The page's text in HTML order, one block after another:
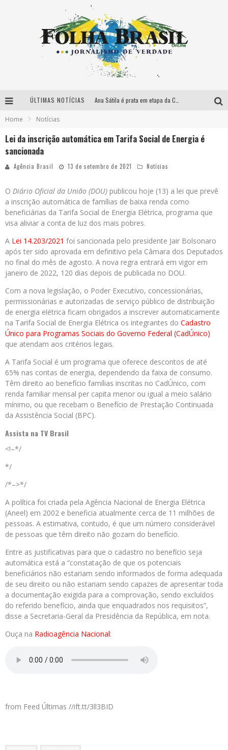
ÚLTIMAS NOTÍCIAS
Ministério lança amanhã em SP programa de apoio a startups
Home Notícias
Lei da inscrição automática em Tarifa Social de Energia é
sancionada
Agência Brasil 13 de setembro de 2021 Notícias
O Diário Oficial da União (DOU) publicou hoje (13) a lei que prevê
a inscrição automática de famílias de baixa renda como
beneficiárias da Tarifa Social de Energia Elétrica, programa que
visa aliviar a conta de luz dos mais pobres.
A Lei 14.203/2021 foi sancionada pelo presidente Jair Bolsonaro
após ter sido aprovada em definitivo pela Câmara dos Deputados
no final do mês de agosto. A nova regra entrará em vigor em
janeiro de 2022, 120 dias depois de publicada no DOU.
Com a nova legislação, o Poder Executivo, concessionárias,
permissionárias e autorizadas de serviço público de distribuição
de energia elétrica ficam obrigados a inscrever automaticamente
na Tarifa Social de Energia Elétrica os integrantes do Cadastro
Único para Programas Sociais do Governo Federal (CadÚnico)
que atendam aos critérios legais.
A Tarifa Social é um programa que oferece descontos de até
65% nas contas de energia, dependendo da faixa de consumo.
Têm direito ao benefício famílias inscritas no CadÚnico, com
renda familiar mensal per capita menor ou igual a meio salário
mínimo, ou que recebam o Benefício de Prestação Continuada
da Assistência Social (BPC).
Assista na TV Brasil
<!–*/
*/
/*–>*/
A política foi criada pela Agência Nacional de Energia Elétrica
(Aneel) em 2002 e beneficia atualmente cerca de 11 milhões de
pessoas. A estimativa, contudo, é que um número considerável
de pessoas que têm direito não gozam do benefício.
Entre as justificativas para que o cadastro no benefício seja
automática está a “constatação de que os potenciais
beneficiários não estariam sendo informados de forma adequada
de seu direito ou não estariam sendo capazes de apresentar toda
a documentação exigida para a comprovação, sendo excluídos
do referido benefício, ainda que enquadrados nos requisitos”,
disse a Secretaria-Geral da Presidência da República, em nota.
Ouça na Radioagência Nacional:
from Feed Últimas //ift.tt/3ll3BID